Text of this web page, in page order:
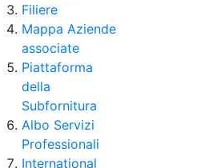
Filiere
Mappa Aziende
associate
Piattaforma
della
Subfornitura
Albo Servizi
Professionali
International